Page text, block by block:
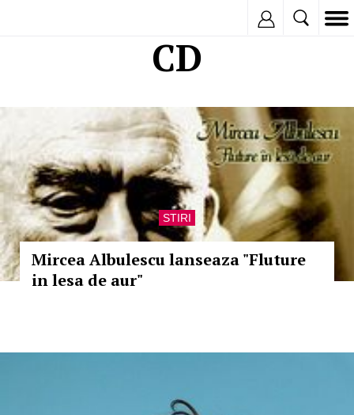
CD
STIRI
Mircea Albulescu lanseaza "Fluture
in lesa de aur"